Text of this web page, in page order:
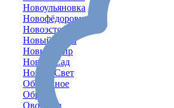
Новоульяновка
Новофёдоровка
Новоэстония
Новый Кояш
Новый Мир
Новый Сад
Новый Свет
Оборонное
Обрыв
Овощное